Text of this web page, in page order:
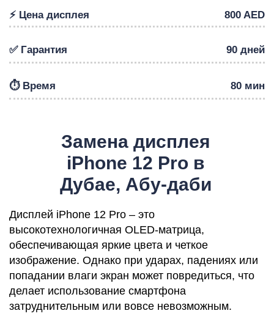
⚡️ Цена дисплея 800 AED
✅ Гарантия 90 дней
⏱️ Время 80 мин
Замена дисплея
iPhone 12 Pro в
Дубае, Абу-даби
Дисплей iPhone 12 Pro – это
высокотехнологичная OLED-матрица,
обеспечивающая яркие цвета и четкое
изображение. Однако при ударах, падениях или
попадании влаги экран может повредиться, что
делает использование смартфона
затруднительным или вовсе невозможным.